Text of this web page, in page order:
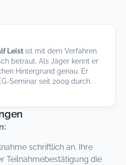
Leist ist mit dem Verfahren
betraut. Als Jäger kennt er
Hintergrund genau. Er
Seminar seit 2009 durch.
schriftlich an. Ihre
Teilnahmebestätigung die